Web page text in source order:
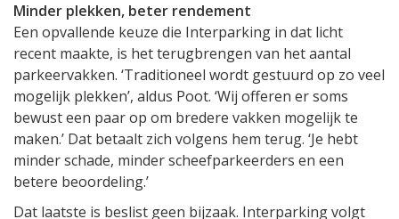
Minder plekken, beter rendement
Een opvallende keuze die Interparking in dat licht
recent maakte, is het terugbrengen van het aantal
parkeervakken. ‘Traditioneel wordt gestuurd op zo veel
mogelijk plekken’, aldus Poot. ‘Wij offeren er soms
bewust een paar op om bredere vakken mogelijk te
maken.’ Dat betaalt zich volgens hem terug. ‘Je hebt
minder schade, minder scheefparkeerders en een
betere beoordeling.’
Dat laatste is beslist geen bijzaak. Interparking volgt